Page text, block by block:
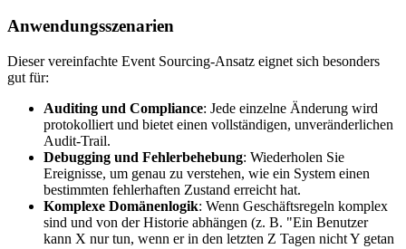
Anwendungsszenarien
Dieser vereinfachte Event Sourcing-Ansatz eignet sich besonders
gut für:
Auditing und Compliance: Jede einzelne Änderung wird
protokolliert und bietet einen vollständigen, unveränderlichen
Audit-Trail.
Debugging und Fehlerbehebung: Wiederholen Sie
Ereignisse, um genau zu verstehen, wie ein System einen
bestimmten fehlerhaften Zustand erreicht hat.
Komplexe Domänenlogik: Wenn Geschäftsregeln komplex
sind und von der Historie abhängen (z. B. "Ein Benutzer
kann X nur tun, wenn er in den letzten Z Tagen nicht Y getan